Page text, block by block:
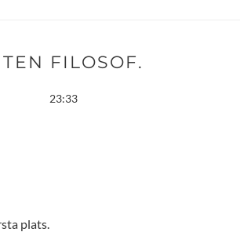
FILOSOF.
23:33
plats.